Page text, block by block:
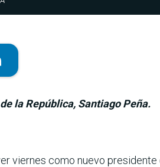
la República, Santiago Peña.
viernes como nuevo